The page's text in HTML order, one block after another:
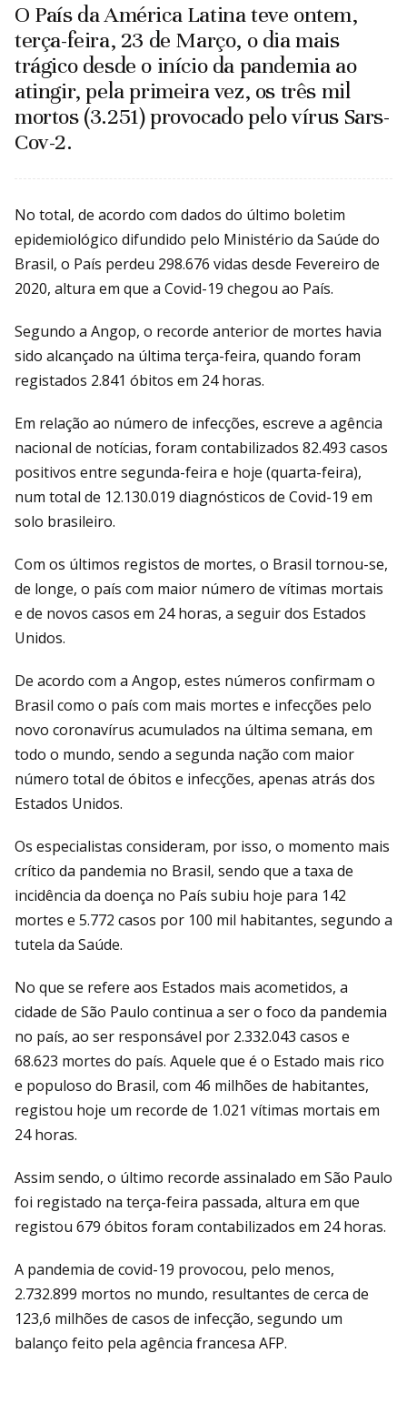
O País da América Latina teve ontem,
terça-feira, 23 de Março, o dia mais
trágico desde o início da pandemia ao
atingir, pela primeira vez, os três mil
mortos (3.251) provocado pelo vírus Sars-
Cov-2.
No total, de acordo com dados do último boletim
epidemiológico difundido pelo Ministério da Saúde do
Brasil, o País perdeu 298.676 vidas desde Fevereiro de
2020, altura em que a Covid-19 chegou ao País.
Segundo a Angop, o recorde anterior de mortes havia
sido alcançado na última terça-feira, quando foram
registados 2.841 óbitos em 24 horas.
Em relação ao número de infecções, escreve a agência
nacional de notícias, foram contabilizados 82.493 casos
positivos entre segunda-feira e hoje (quarta-feira),
num total de 12.130.019 diagnósticos de Covid-19 em
solo brasileiro.
Com os últimos registos de mortes, o Brasil tornou-se,
de longe, o país com maior número de vítimas mortais
e de novos casos em 24 horas, a seguir dos Estados
Unidos.
De acordo com a Angop, estes números confirmam o
Brasil como o país com mais mortes e infecções pelo
novo coronavírus acumulados na última semana, em
todo o mundo, sendo a segunda nação com maior
número total de óbitos e infecções, apenas atrás dos
Estados Unidos.
Os especialistas consideram, por isso, o momento mais
crítico da pandemia no Brasil, sendo que a taxa de
incidência da doença no País subiu hoje para 142
mortes e 5.772 casos por 100 mil habitantes, segundo a
tutela da Saúde.
No que se refere aos Estados mais acometidos, a
cidade de São Paulo continua a ser o foco da pandemia
no país, ao ser responsável por 2.332.043 casos e
68.623 mortes do país. Aquele que é o Estado mais rico
e populoso do Brasil, com 46 milhões de habitantes,
registou hoje um recorde de 1.021 vítimas mortais em
24 horas.
Assim sendo, o último recorde assinalado em São Paulo
foi registado na terça-feira passada, altura em que
registou 679 óbitos foram contabilizados em 24 horas.
A pandemia de covid-19 provocou, pelo menos,
2.732.899 mortos no mundo, resultantes de cerca de
123,6 milhões de casos de infecção, segundo um
balanço feito pela agência francesa AFP.